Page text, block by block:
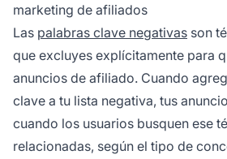
marketing de afiliados
Las palabras clave negativas son
que excluyes explícitamente para
anuncios de afiliado. Cuando
clave a tu lista negativa, tus
cuando los usuarios busquen ese
relacionadas, según el tipo de